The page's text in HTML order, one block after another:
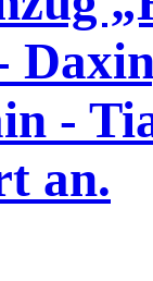
-
an.